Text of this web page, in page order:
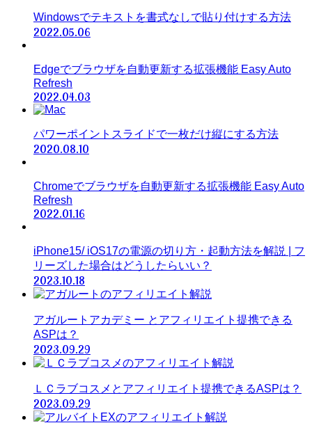
Windowsでテキストを書式なしで貼り付けする方法
2022.05.06
Edgeでブラウザを自動更新する拡張機能 Easy Auto
Refresh
2022.04.03
パワーポイントスライドで一枚だけ縦にする方法
2020.08.10
Chromeでブラウザを自動更新する拡張機能 Easy Auto
Refresh
2022.01.16
iPhone15/ iOS17の電源の切り方・起動方法を解説 | フ
リーズした場合はどうしたらいい？
2023.10.18
アガルートアカデミー とアフィリエイト提携できる
ASPは？
2023.09.29
ＬＣラブコスメとアフィリエイト提携できるASPは？
2023.09.29